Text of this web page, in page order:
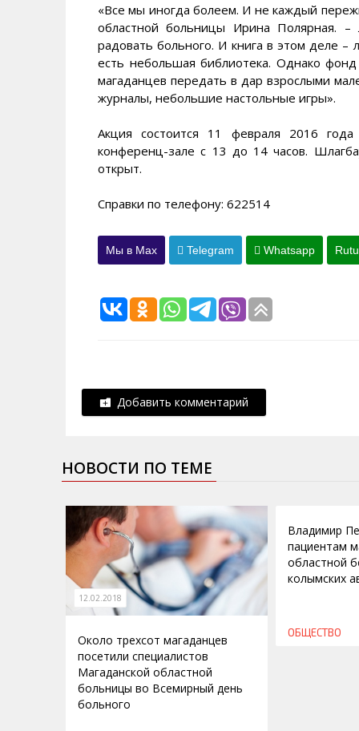
«Все мы иногда болеем. И не каждый
областной больницы Ирина Полярная.
радовать больного. И книга в этом деле
есть небольшая библиотека. Однако
магаданцев передать в дар взрослыми
журналы, небольшие настольные игры».
Акция состоится 11 февраля 2016 года
конференц-зале с 13 до 14 часов.
открыт.
Справки по телефону: 622514
Мы в Max Telegram Whatsapp
Добавить комментарий
НОВОСТИ ПО ТЕМЕ
12.02.2018
Около трехсот магаданцев
посетили специалистов
Магаданской областной
больницы во Всемирный день
больного
Владимир
пациентам
областной
колымских
ОБЩЕСТВО